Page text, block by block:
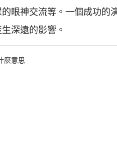
眼神交流等。一個成功的
深遠的影響。
麼意思